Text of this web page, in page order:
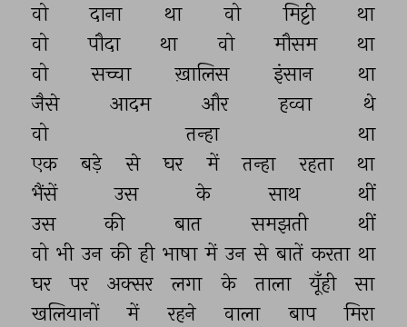
वो
दाना था वो मिट्टी
था
वो
पौदा था वो मौसम
था
वो
सच्चा ख़ालिस इंसान
था
जैसे
आदम और हव्वा
थे
वो
तन्हा
था
एक
बड़े से घर में तन्हा रहता
था
भैंसें
उस के साथ
थीं
उस
की बात समझती
थीं
वो भी उन की ही भाषा में उन से बातें करता था
घर
पर अक्सर लगा के ताला यूँही
सा
खलियानों
में रहने वाला बाप
मिरा